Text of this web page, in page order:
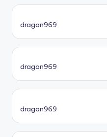
dragon969
dragon969
dragon969